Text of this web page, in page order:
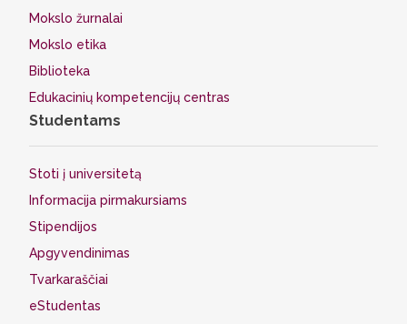
Mokslo žurnalai
Mokslo etika
Biblioteka
Edukacinių kompetencijų centras
Studentams
Stoti į universitetą
Informacija pirmakursiams
Stipendijos
Apgyvendinimas
Tvarkaraščiai
eStudentas